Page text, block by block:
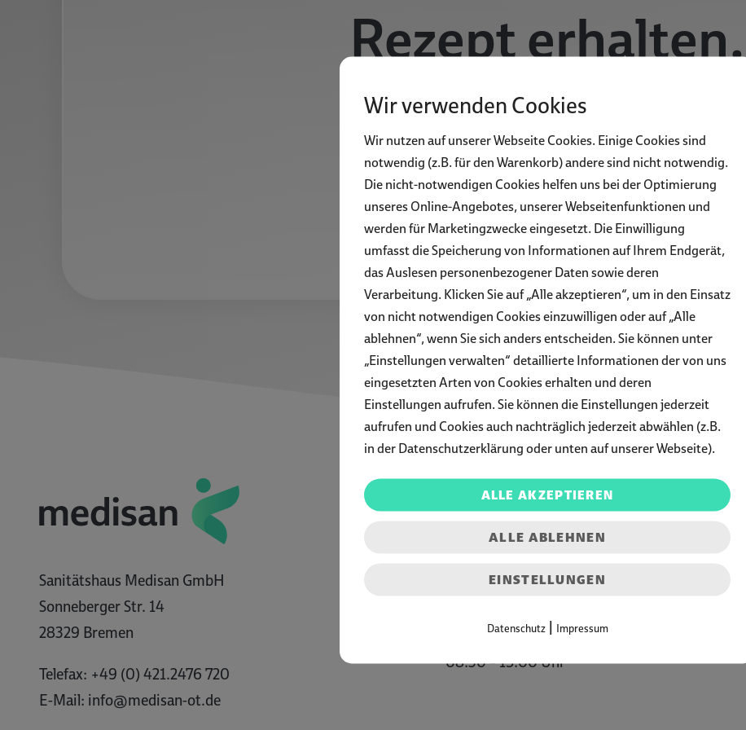
Rezept erhalten.
Wir werden uns in Kürze mit Ihnen in Verbindung setzen.
ZURÜCK ZUR STARTSEITE
Sanitätshaus Medisan GmbH
Sonneberger Str. 14
28329 Bremen
Telefax: +49 (0) 421.2476 720
E-Mail: info@medisan-ot.de
Öffnungszeiten
Freitag
08:30 – 15:00 Uhr
Wir verwenden Cookies
Wir nutzen auf unserer Webseite Cookies. Einige Cookies sind
notwendig (z.B. für den Warenkorb) andere sind nicht notwendig.
Die nicht-notwendigen Cookies helfen uns bei der Optimierung
unseres Online-Angebotes, unserer Webseitenfunktionen und
werden für Marketingzwecke eingesetzt. Die Einwilligung
umfasst die Speicherung von Informationen auf Ihrem Endgerät,
das Auslesen personenbezogener Daten sowie deren
Verarbeitung. Klicken Sie auf „Alle akzeptieren“, um in den Einsatz
von nicht notwendigen Cookies einzuwilligen oder auf „Alle
ablehnen“, wenn Sie sich anders entscheiden. Sie können unter
„Einstellungen verwalten“ detaillierte Informationen der von uns
eingesetzten Arten von Cookies erhalten und deren
Einstellungen aufrufen. Sie können die Einstellungen jederzeit
aufrufen und Cookies auch nachträglich jederzeit abwählen (z.B.
in der Datenschutzerklärung oder unten auf unserer Webseite).
ALLE AKZEPTIEREN
ALLE ABLEHNEN
EINSTELLUNGEN
Datenschutz| Impressum